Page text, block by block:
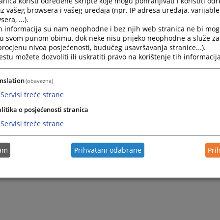
postupcima i građanima, te približavanja rada suda
pohvale i sugestije građana će doprinijeti da
na poboljšanju rada suda i efikasnosti
Osnovnog suda u Banjoj Luci
vašeg browsera i vašeg uređaja (npr. IP adresa uređaja,
...).
informacija su nam neophodne i bez njih web stranica ne bi
svom punom obimu, dok neke nisu prijeko neophodne a služe
nivoa posjećenosti, budućeg usavršavanja stranice...).
možete dozvoliti ili uskratiti pravo na korištenje tih
(obavezna)
Servisi treće strane
o posjećenosti stranica
Servisi treće strane
Prihvatam odabrane